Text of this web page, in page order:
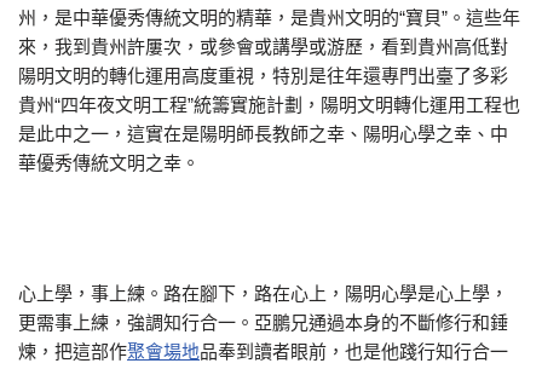
州，是中華優秀傳統文明的精華，是貴州文明的“寶貝”。這些年
來，我到貴州許屢次，或參會或講學或游歷，看到貴州高低對
陽明文明的轉化運用高度重視，特別是往年還專門出臺了多彩
貴州“四年夜文明工程”統籌實施計劃，陽明文明轉化運用工程也
是此中之一，這實在是陽明師長教師之幸、陽明心學之幸、中
華優秀傳統文明之幸。
心上學，事上練。路在腳下，路在心上，陽明心學是心上學，
更需事上練，強調知行合一。亞鵬兄通過本身的不斷修行和錘
煉，把這部作聚會場地品奉到讀者眼前，也是他踐行知行合一